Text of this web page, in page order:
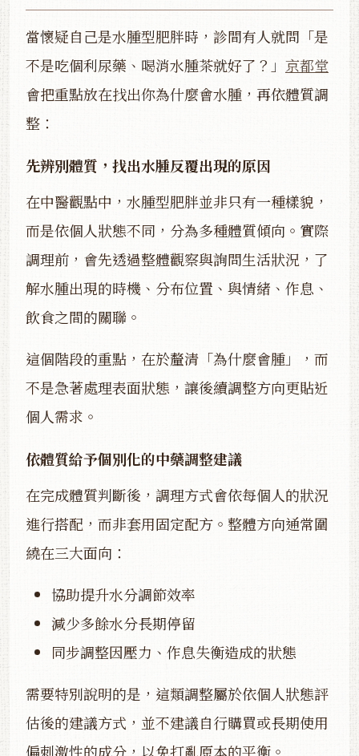
當懷疑自己是水腫型肥胖時，診間有人就問「是
不是吃個利尿藥、喝消水腫茶就好了？」 京都堂
會把重點放在找出你為什麼會水腫，再依體質調
整：
先辨別體質，找出水腫反覆出現的原因
在中醫觀點中，水腫型肥胖並非只有一種樣貌，
而是依個人狀態不同，分為多種體質傾向。實際
調理前，會先透過整體觀察與詢問生活狀況，了
解水腫出現的時機、分布位置、與情緒、作息、
飲食之間的關聯。
這個階段的重點，在於釐清「為什麼會腫」，而
不是急著處理表面狀態，讓後續調整方向更貼近
個人需求。
依體質給予個別化的中藥調整建議
在完成體質判斷後，調理方式會依每個人的狀況
進行搭配，而非套用固定配方。整體方向通常圍
繞在三大面向：
協助提升水分調節效率
減少多餘水分長期停留
同步調整因壓力、作息失衡造成的狀態
需要特別說明的是，這類調整屬於依個人狀態評
估後的建議方式，並不建議自行購買或長期使用
偏刺激性的成分，以免打亂原本的平衡。